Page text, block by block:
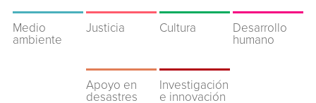
Medio
ambiente
Justicia Cultura
Desarrollo
humano
Apoyo en
desastres
Investigación
e innovación